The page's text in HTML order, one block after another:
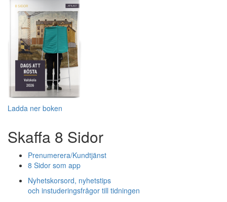
Ladda ner boken
Skaffa 8 Sidor
Prenumerera/Kundtjänst
8 Sidor som app
Nyhetskorsord, nyhetstips
och instuderingsfrågor till tidningen